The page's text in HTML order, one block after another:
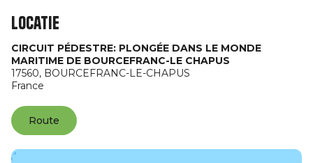
Locatie
CIRCUIT PÉDESTRE: PLONGÉE DANS LE MONDE
MARITIME DE BOURCEFRANC-LE CHAPUS
17560, BOURCEFRANC-LE-CHAPUS
France
Route